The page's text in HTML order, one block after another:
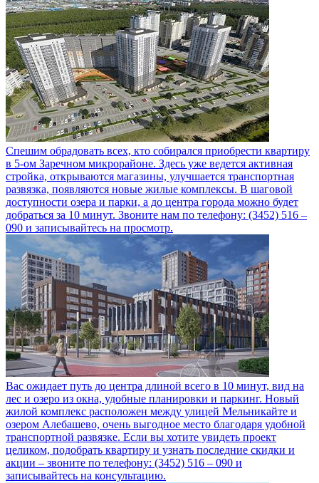
Спешим обрадовать всех, кто собирался приобрести квартиру
в 5-ом Заречном микрорайоне. Здесь уже ведется активная
стройка, открываются магазины, улучшается транспортная
развязка, появляются новые жилые комплексы. В шаговой
доступности озера и парки, а до центра города можно будет
добраться за 10 минут. Звоните нам по телефону: (3452) 516 –
090 и записывайтесь на просмотр.
Вас ожидает путь до центра длиной всего в 10 минут, вид на
лес и озеро из окна, удобные планировки и паркинг. Новый
жилой комплекс расположен между улицей Мельникайте и
озером Алебашево, очень выгодное место благодаря удобной
транспортной развязке. Если вы хотите увидеть проект
целиком, подобрать квартиру и узнать последние скидки и
акции – звоните по телефону: (3452) 516 – 090 и
записывайтесь на консультацию.